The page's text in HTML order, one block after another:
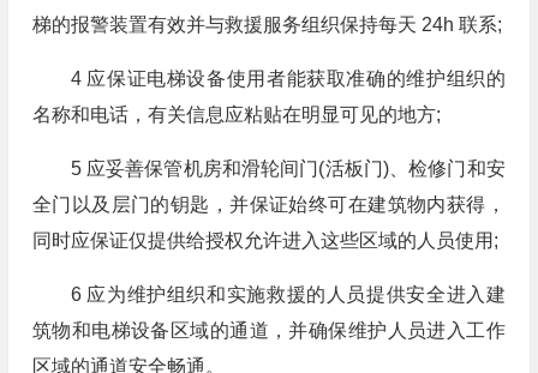
梯的报警装置有效并与救援服务组织保持每天 24h 联系;
4 应保证电梯设备使用者能获取准确的维护组织的
名称和电话，有关信息应粘贴在明显可见的地方;
5 应妥善保管机房和滑轮间门(活板门)、检修门和安
全门以及层门的钥匙，并保证始终可在建筑物内获得，
同时应保证仅提供给授权允许进入这些区域的人员使用;
6 应为维护组织和实施救援的人员提供安全进入建
筑物和电梯设备区域的通道，并确保维护人员进入工作
区域的通道安全畅通。